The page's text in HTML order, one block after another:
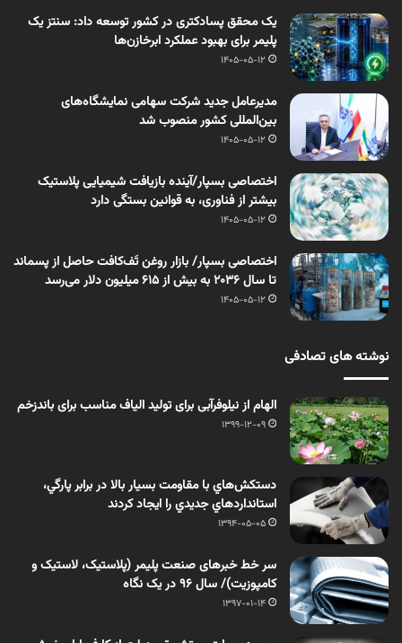
یک محقق پسادکتری در کشور توسعه داد: سنتز یک
پلیمر برای بهبود عملکرد ابرخازن‌ها
1405-05-12
مدیرعامل جدید شرکت سهامی نمایشگاه‌های
بین‌المللی کشور منصوب شد
1405-05-12
اختصاصی بسپار/آینده بازیافت شیمیایی پلاستیک
بیشتر از فناوری، به قوانین بستگی دارد
1405-05-12
اختصاصی بسپار/ بازار روغن تَف‌کافت حاصل از پسماند
تا سال ۲۰۳۶ به بیش از ۶۱۵ میلیون دلار می‌رسد
1405-05-12
نوشته های تصادفی
الهام از نیلوفرآبی برای تولید الیاف مناسب برای باندزخم
1399-12-09
دستكش‌هاي با مقاومت بسيار بالا در برابر پارگي،
استانداردهاي جديدي را ايجاد كردند
1394-05-05
سر خط خبرهای صنعت پلیمر (پلاستیک، لاستیک و
کامپوزیت)/ سال 96 در یک نگاه
1397-01-14